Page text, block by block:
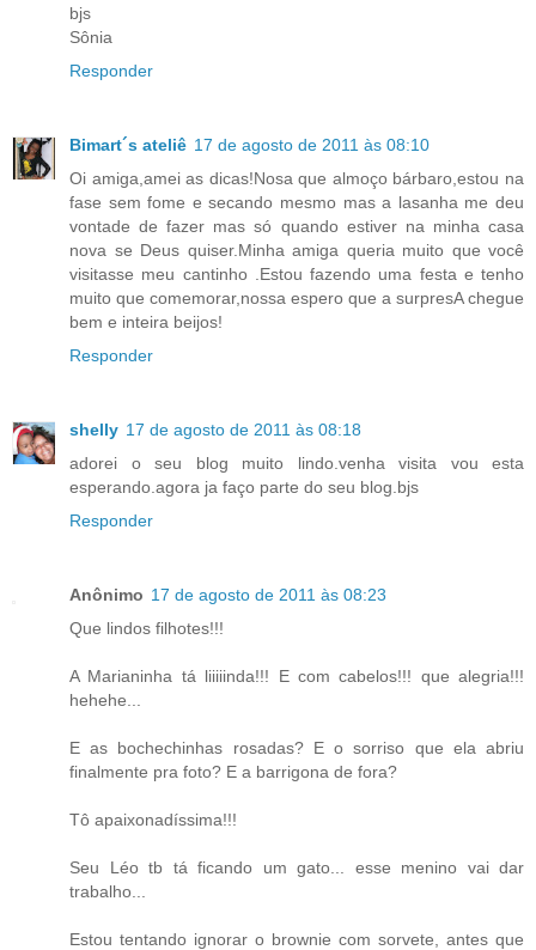
bjs
Sônia
Responder
Bimart´s ateliê 17 de agosto de 2011 às 08:10
Oi amiga,amei as dicas!Nosa que almoço bárbaro,estou na
fase sem fome e secando mesmo mas a lasanha me deu
vontade de fazer mas só quando estiver na minha casa
nova se Deus quiser.Minha amiga queria muito que você
visitasse meu cantinho .Estou fazendo uma festa e tenho
muito que comemorar,nossa espero que a surpresA chegue
bem e inteira beijos!
Responder
shelly 17 de agosto de 2011 às 08:18
adorei o seu blog muito lindo.venha visita vou esta
esperando.agora ja faço parte do seu blog.bjs
Responder
Anônimo 17 de agosto de 2011 às 08:23
Que lindos filhotes!!!
A Marianinha tá liiiiinda!!! E com cabelos!!! que alegria!!!
hehehe...
E as bochechinhas rosadas? E o sorriso que ela abriu
finalmente pra foto? E a barrigona de fora?
Tô apaixonadíssima!!!
Seu Léo tb tá ficando um gato... esse menino vai dar
trabalho...
Estou tentando ignorar o brownie com sorvete, antes que